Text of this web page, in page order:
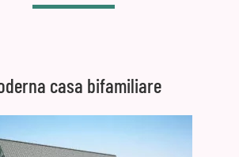
casa bifamiliare